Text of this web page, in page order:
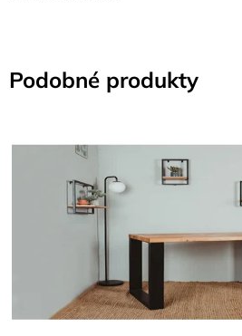
Podobné produkty